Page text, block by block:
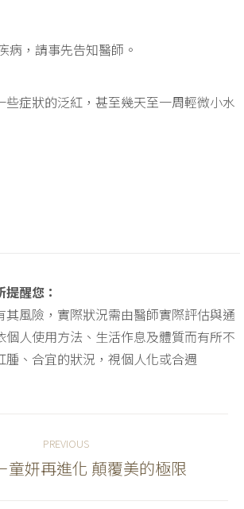
病，請事先告知醫師。
些症狀的泛紅，甚至幾天至一周輕微小水
醒您：
其風險，實際狀況需由醫師實際評估與通
個人使用方法、生活作息及體質而有所不
腫、合宜的狀況，視個人化或合週
PREVIOUS
Previous
童妍再進化 顛覆美的極限